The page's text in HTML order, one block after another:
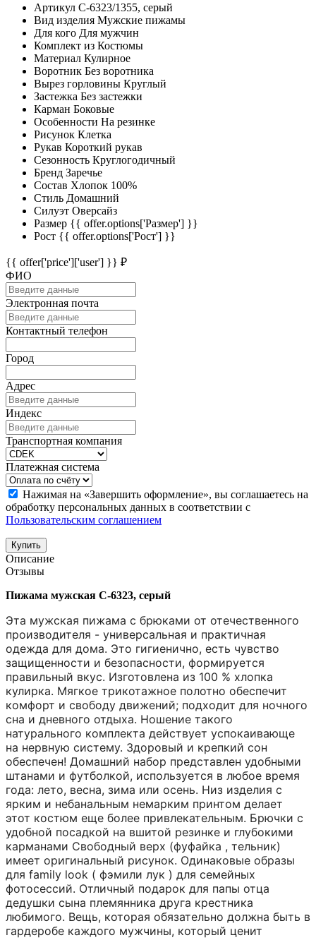
Артикул C-6323/1355, серый
Вид изделия Мужские пижамы
Для кого Для мужчин
Комплект из Костюмы
Материал Кулирное
Воротник Без воротника
Вырез горловины Круглый
Застежка Без застежки
Карман Боковые
Особенности На резинке
Рисунок Клетка
Рукав Короткий рукав
Сезонность Круглогодичный
Бренд Заречье
Состав Хлопок 100%
Стиль Домашний
Силуэт Оверсайз
Размер {{ offer.options['Размер'] }}
Рост {{ offer.options['Рост'] }}
{{ offer['price']['user'] }} ₽
ФИО
Электронная почта
Контактный телефон
Город
Адрес
Индекс
Транспортная компания
Платежная система
Нажимая на «Завершить оформление», вы соглашаетесь на
обработку персональных данных в соответствии с
Пользовательским соглашением
Купить
Описание
Отзывы
Пижама мужская C-6323, серый
Эта мужская пижама с брюками от отечественного
производителя - универсальная и практичная
одежда для дома. Это гигиенично, есть чувство
защищенности и безопасности, формируется
правильный вкус. Изготовлена из 100 % хлопка
кулирка. Мягкое трикотажное полотно обеспечит
комфорт и свободу движений; подходит для ночного
сна и дневного отдыха. Ношение такого
натурального комплекта действует успокаивающе
на нервную систему. Здоровый и крепкий сон
обеспечен! Домашний набор представлен удобными
штанами и футболкой, используется в любое время
года: лето, весна, зима или осень. Низ изделия с
ярким и небанальным немарким принтом делает
этот костюм еще более привлекательным. Брючки с
удобной посадкой на вшитой резинке и глубокими
карманами Свободный верх (фуфайка , тельник)
имеет оригинальный рисунок. Одинаковые образы
для family look ( фэмили лук ) для семейных
фотосессий. Отличный подарок для папы отца
дедушки сына племянника друга крестника
любимого. Вещь, которая обязательно должна быть в
гардеробе каждого мужчины, который ценит